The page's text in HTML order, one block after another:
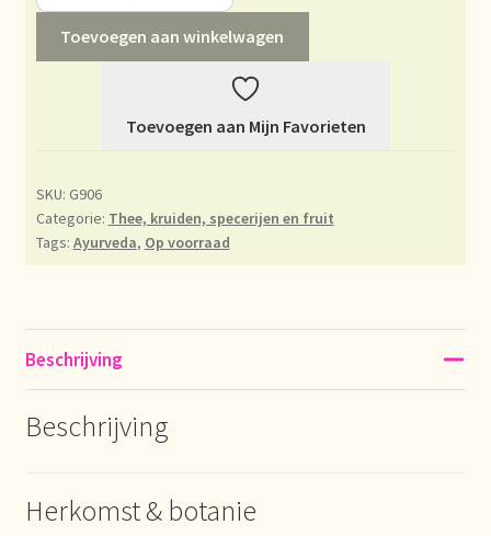
Declaración de privacidad
Déclaration de confidentialité
Devoluciones y garantía
Envío y entrega
Image de marque personnelle
Impressum
Toevoegen aan winkelwagen
Toevoegen aan Mijn Favorieten
SKU: G906
Categorie: Thee, kruiden, specerijen en fruit
Tags: Ayurveda, Op voorraad
Beschrijving
Beschrijving
Herkomst & botanie